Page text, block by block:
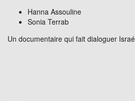
Hanna Assouline
Sonia Terrab
Un documentaire qui fait dialoguer